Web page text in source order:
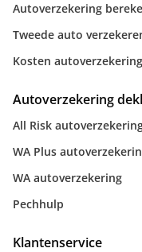
Autoverzekering
Tweede auto
Kosten autoverzekering
Autoverzekering
All Risk
WA Plus
WA autoverzekering
Pechhulp
Klantenservice